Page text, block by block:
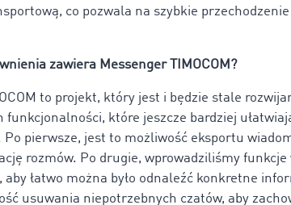
co pozwala na szybkie
zawiera Messenger TIMOCOM?
to projekt, który jest i będzie stale
funkcjonalności, które jeszcze bardziej
pierwsze, jest to możliwość eksportu
rozmów. Po drugie, wprowadziliśmy
łatwo można było odnaleźć konkretne
usuwania niepotrzebnych czatów, aby